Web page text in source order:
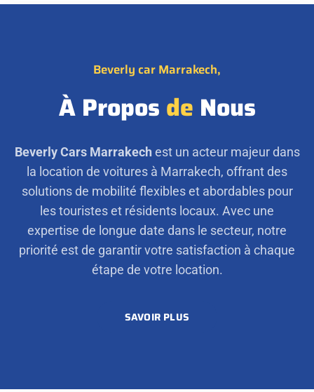
Beverly car Marrakech,
À Propos de Nous
Beverly Cars Marrakechest un acteur majeur dans
la location de voitures à Marrakech, offrant des
solutions de mobilité flexibles et abordables pour
les touristes et résidents locaux. Avec une
expertise de longue date dans le secteur, notre
priorité est de garantir votre satisfaction à chaque
étape de votre location.
SAVOIR PLUS